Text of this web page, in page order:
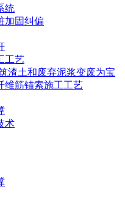
统
加固纠偏
工艺
渣土和废弃泥浆变废为宝
维筋锚索施工工艺
术